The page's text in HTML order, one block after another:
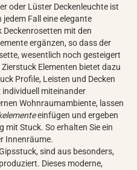
oder Lüster Deckenleuchte ist
Fall eine elegante
Deckenrosetten mit den
ergänzen, so dass der
wesentlich noch gesteigert
Elementen bietet dazu
Profile, Leisten und Decken
individuell miteinander
Wohnraumambiente, lassen
einfügen und ergeben
Stuck. So erhalten Sie ein
Innenräume.
sind aus besonders,
Dieses moderne,